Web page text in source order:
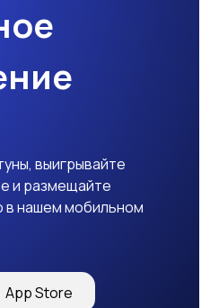
выигрывайте
и размещайте
в нашем мобильном
App Store